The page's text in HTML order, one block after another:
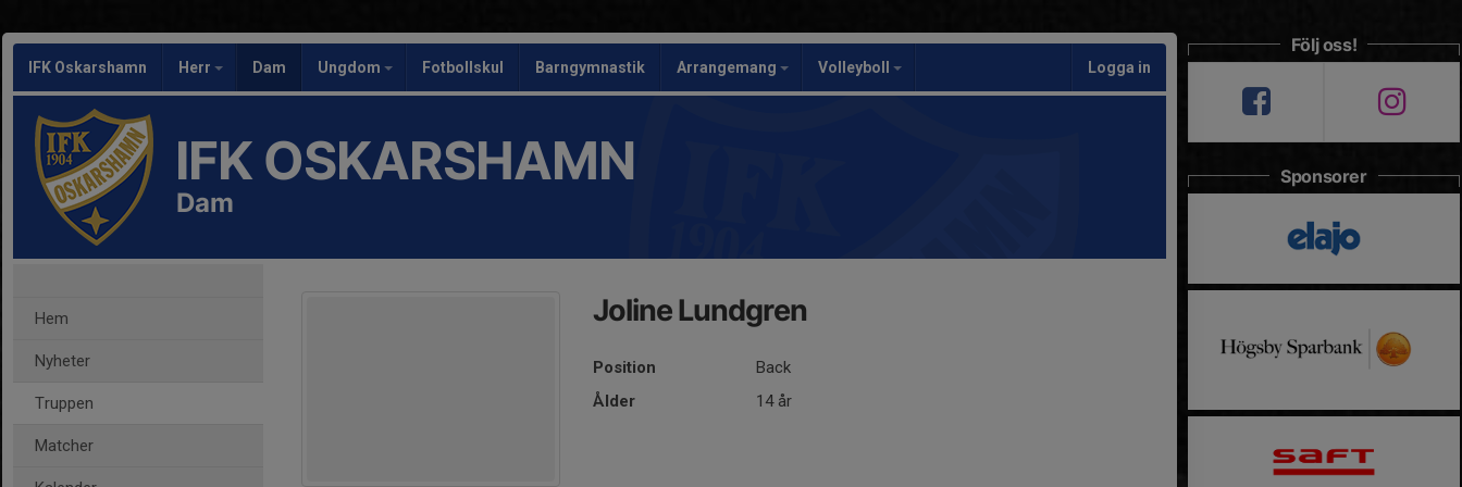
IFK Oskarshamn Herr Dam Ungdom Fotbollskul Barngymnastik Arrangemang Volleyboll Logga in
IFK OSKARSHAMN
Dam
Hem
Nyheter
Truppen
Matcher
Joline Lundgren
Position
Back
Ålder
14 år
Följ oss!
Sponsorer